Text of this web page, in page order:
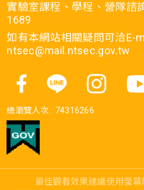
實驗室課程、學程、營隊諮
1689
如有本網站相關疑問可洽E-
ntsec@mail.ntsec.gov.tw
總瀏覽人次 : 74316266
最佳觀看效果建議使用螢